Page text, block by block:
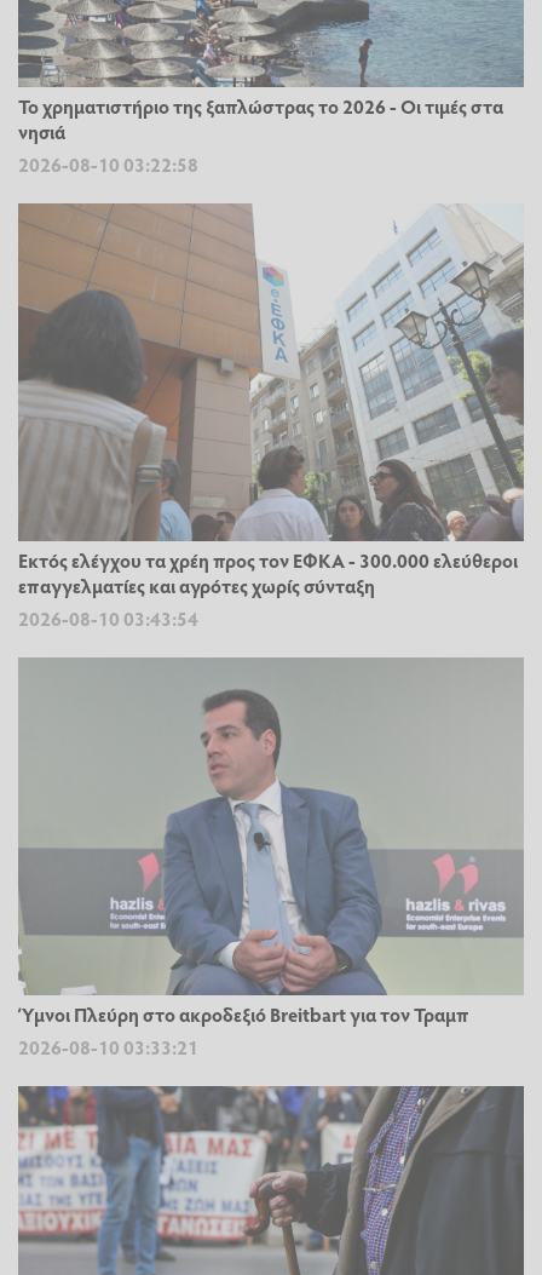
Το χρηματιστήριο της ξαπλώστρας το 2026 - Οι τιμές στα
νησιά
2026-08-10 03:22:58
Εκτός ελέγχου τα χρέη προς τον ΕΦΚΑ - 300.000 ελεύθεροι
επαγγελματίες και αγρότες χωρίς σύνταξη
2026-08-10 03:43:54
Ύμνοι Πλεύρη στο ακροδεξιό Breitbart για τον Τραμπ
2026-08-10 03:33:21